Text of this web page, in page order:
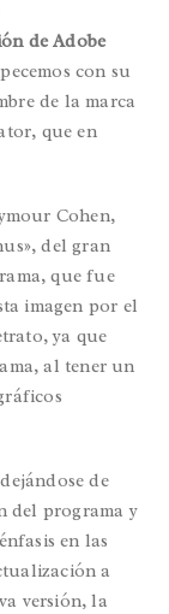
de Adobe
con su
de la marca
que en
Cohen,
del gran
que fue
imagen por el
ya que
al tener un
de
del programa y
en las
a
versión, la